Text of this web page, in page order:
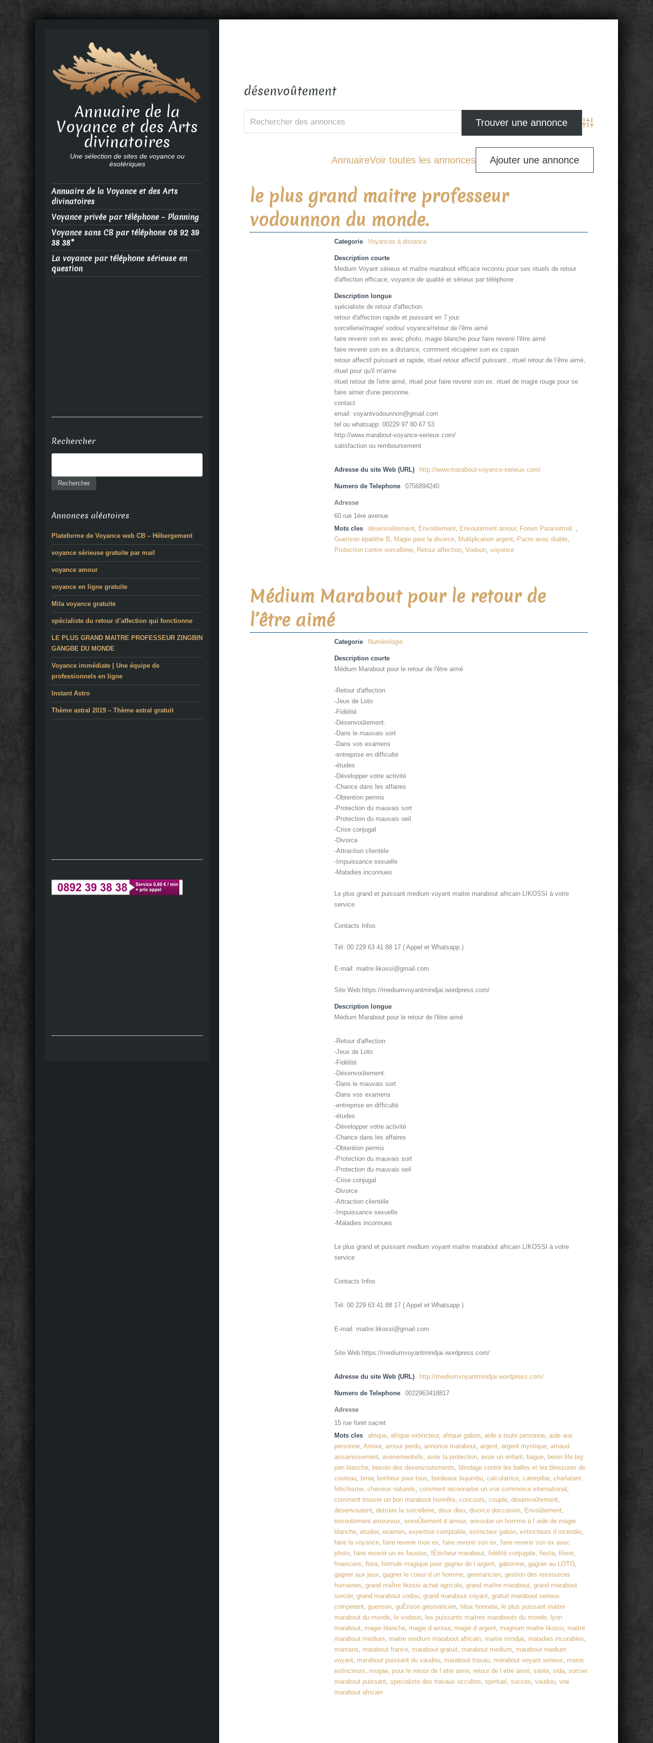
désenvoûtement
Advanced Search
AnnuaireVoir toutes les annonces Ajouter une annonce
le plus grand maitre professeur
vodounnon du monde.
Categorie Voyances à distance
Description courte
Medium Voyant sérieux et maître marabout efficace reconnu pour ses rituels de retour
d'affection efficace, voyance de qualité et sérieux par téléphone .
Description longue
spécialiste de retour d'affection.
retour d'affection rapide et puissant en 7 jour.
sorcellerie/magie/ vodou/ voyance/retour de l'être aimé
faire revenir son ex avec photo, magie blanche pour faire revenir l'être aimé
faire revenir son ex a distance, comment récupérer son ex copain
retour affectif puissant et rapide, rituel retour affectif puissant , rituel retour de l’être aimé,
rituel pour qu'il m'aime
rituel retour de l'etre aimé, rituel pour faire revenir son ex, rituel de magie rouge pour se
faire aimer d'une personne.
contact
email: voyantvodounnon@gmail.com
tel ou whatsapp: 00229 97 80 67 53
http://www.marabout-voyance-serieux.com/
satisfaction ou remboursement
Adresse du site Web (URL) http://www.marabout-voyance-serieux.com/
Numero de Telephone 0756894240
Adresse
60 rue 1ère avenue
Mots cles
désenvoûtement, Envoûtement, Envoutement amour, Forum Paranormal .,
Guerison épatithe B, Magie pour la divorce, Multiplcation argent, Pacte avec diable,
Protection contre sorcellerie, Retour affection,Vodoun,voyance
Médium Marabout pour le retour de
l’être aimé
Categorie Numérologie
Description courte
Médium Marabout pour le retour de l'être aimé
-Retour d'affection
-Jeux de Loto
-Fidélité
-Désenvoûtement.
-Dans le mauvais sort
-Dans vos examens
-entreprise en difficulté
-études
-Développer votre activité
-Chance dans les affaires
-Obtention permis
-Protection du mauvais sort
-Protection du mauvais oeil
-Crise conjugal
-Divorce
-Attraction clientèle
-Impuissance sexuelle
-Maladies inconnues
Le plus grand et puissant medium voyant maitre marabout africain LIKOSSI à votre
service
Contacts Infos
Tél: 00 229 63 41 88 17 ( Appel et Whatsapp )
E-mail: maitre.likossi@gmail.com
Site Web:https://mediumvoyantmindjai.wordpress.com/
Description longue
Médium Marabout pour le retour de l'être aimé
-Retour d'affection
-Jeux de Loto
-Fidélité
-Désenvoûtement.
-Dans le mauvais sort
-Dans vos examens
-entreprise en difficulté
-études
-Développer votre activité
-Chance dans les affaires
-Obtention permis
-Protection du mauvais sort
-Protection du mauvais oeil
-Crise conjugal
-Divorce
-Attraction clientèle
-Impuissance sexuelle
-Maladies inconnues
Le plus grand et puissant medium voyant maitre marabout africain LIKOSSI à votre
service
Contacts Infos
Tél: 00 229 63 41 88 17 ( Appel et Whatsapp )
E-mail: maitre.likossi@gmail.com
Site Web:https://mediumvoyantmindjai.wordpress.com/
Adresse du site Web (URL) http://mediumvoyantmindjai.wordpress.com/
Numero de Telephone 0022963418817
Adresse
15 rue foret sacret
Mots cles
afrique,afrique extincteur,afrique gabon,aide a toute personne,aide aux
personne,Amour,amour perdu,annonce marabout,argent,argent mystique,arnaud
assainissement,avenementiels,avoir la protection,avoir un enfant, bague, benin life big
pen blanche, besoin des desenvoutements, blindage contre les balles et les blessures de
couteau, bmw, bonheur pour tous, bordeaux bujumbu,calculatrice,caterpillar,charlatant
fétichisme,cheveux naturels,comment reconnaitre un vrai commerce international ,
comment trouver un bon marabout honnête,concours,couple,désenvoûtement,
desenvoutent,detruire la sorcellerie,deux dieu,divorce doccasion, Envoûtement,
envoutement amoureux,envoÛtement d amour,envouter un homme à l aide de magie
blanche,etudier,examen,expertise comptable,extincteur gabon,extincteurs d incendie,
faire la voyance,faire revenir mon ex,faire revenir son ex,faire revenir son ex avec
photo,faire revenir un ex faustus,fÉticheur marabout,fidélité conjugale,fiesta,filiere,
financiers,flora,formule magique pour gagner de l argent,gaborone,gagner au LOTO,
gagner aux jeux,gagner le coeur d un homme,geomancien,gestion des ressources
humaines,grand maÎtre likossi achat agricole,grand maître marabout,grand marabout
sorcier,grand marabout vodou,grand marabout voyant,gratuit marabout serieux
competent,guerison,guÉrison géomancien, hilux honnete, le plus puissant maitre
marabout du monde, le vodoun, les puissants maitres marabouts du monde, lyon
marabout, magie blanche, magie d amour, magie d argent, magnum maitre likossi, maitre
marabout medium, maitre medium marabout africain, maitre mindjai, maladies incurables,
mamans, marabout france, marabout gratuit, marabout medium, marabout medium
voyant, marabout puissant du vaudou, marabout travau, marabout voyant serieux, maroc
extincteurs, mogae, pour le retour de l etre aime, retour de l etre aimé,sante,sida,sorcier
marabout puissant,specialiste des travaux occultes,spirituel ,succes,vaudou,vrai
marabout africain
Annuaire de la
Voyance et des Arts
divinatoires
Une sélection de sites de voyance ou
ésotériques
Annuaire de la Voyance et des Arts
divinatoires
Voyance privée par téléphone – Planning
Voyance sans CB par téléphone 08 92 39
38 38*
La voyance par téléphone sérieuse en
question
Rechercher
Annonces aléatoires
Plateforme de Voyance web CB – Hébergement
voyance sérieuse gratuite par mail
voyance amour
voyance en ligne gratuite
Mila voyance gratuite
spécialiste du retour d’affection qui fonctionne
LE PLUS GRAND MAITRE PROFESSEUR ZINGBIN
GANGBE DU MONDE
Voyance immédiate | Une équipe de
professionnels en ligne
Instant Astro
Thème astral 2019 – Thème astral gratuit